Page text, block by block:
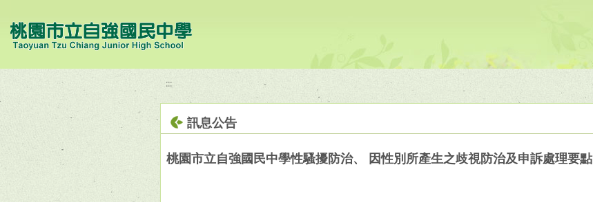
:::
訊息公告
桃園市立自強國民中學性騷擾防治、 因性別所產生之歧視防治及申訴處理要點